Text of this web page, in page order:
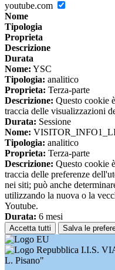
youtube.com
Nome
Tipologia
Proprieta
Descrizione
Durata
Nome: YSC
Tipologia: analitico
Proprieta: Terza-parte
Descrizione: Questo cookie
traccia delle visualizzazioni
Durata: Sessione
Nome:
Tipologia: analitico
Proprieta: Terza-parte
Descrizione: Questo cookie
traccia delle preferenze
nei siti; può anche
utilizzando la nuova o la
Youtube.
Durata: 6 mesi
Accetta tutti Salva le
I.I.S.
L. Pisano"